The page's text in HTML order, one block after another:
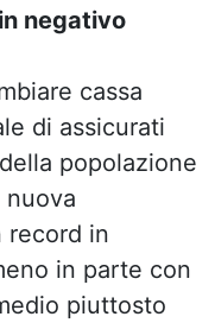
negativo
cassa
di assicurati
popolazione
record in
in parte con
piuttosto